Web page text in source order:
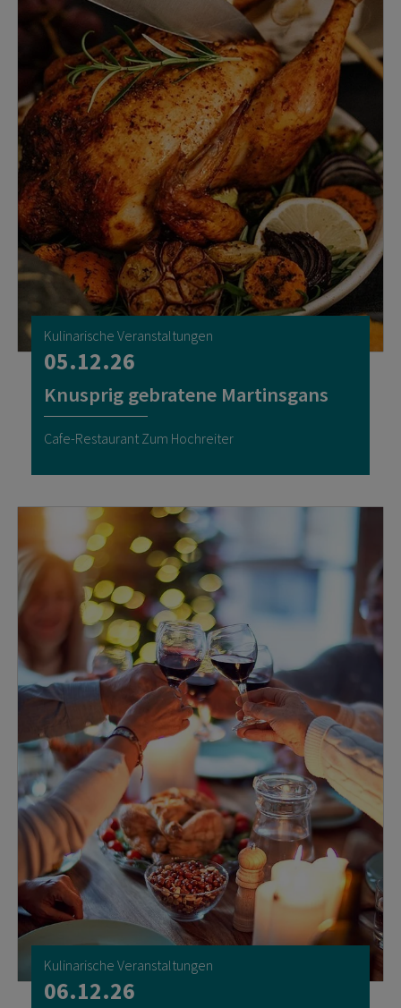
Kulinarische Veranstaltungen
05.12.26
Knusprig gebratene Martinsgans
Cafe-Restaurant Zum Hochreiter
Kulinarische Veranstaltungen
06.12.26